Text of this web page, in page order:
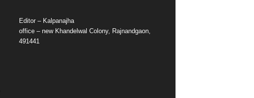
Editor – Kalpanajha
office – new Khandelwal Colony, Rajnandgaon,
491441